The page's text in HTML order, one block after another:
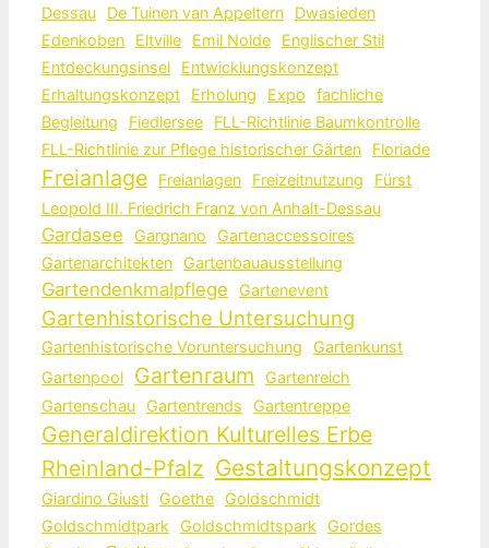
Dessau
De Tuinen van Appeltern
Dwasieden
Edenkoben
Eltville Emil Nolde
Englischer Stil
Entdeckungsinsel
Entwicklungskonzept
Erhaltungskonzept
Erholung Expo
fachliche
Begleitung
Fiedlersee
FLL-Richtlinie Baumkontrolle
FLL-Richtlinie zur Pflege historischer Gärten
Floriade
Freianlage Freianlagen Freizeitnutzung
Fürst
Leopold III. Friedrich Franz von Anhalt-Dessau
Gardasee Gargnano
Gartenaccessoires
Gartenarchitekten Gartenbauausstellung
Gartendenkmalpflege Gartenevent
Gartenhistorische Untersuchung
Gartenhistorische Voruntersuchung
Gartenkunst
Gartenpool
Gartenraum
Gartenreich
Gartenschau Gartentrends Gartentreppe
Generaldirektion Kulturelles Erbe
Rheinland-Pfalz Gestaltungskonzept
Giardino Giusti Goethe Goldschmidt
Goldschmidtpark
Goldschmidtspark
Gordes